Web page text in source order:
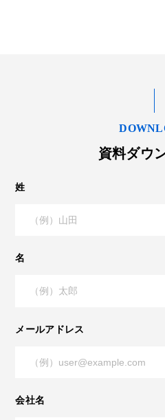
資料ダウ
姓
名
メールアドレス
会社名